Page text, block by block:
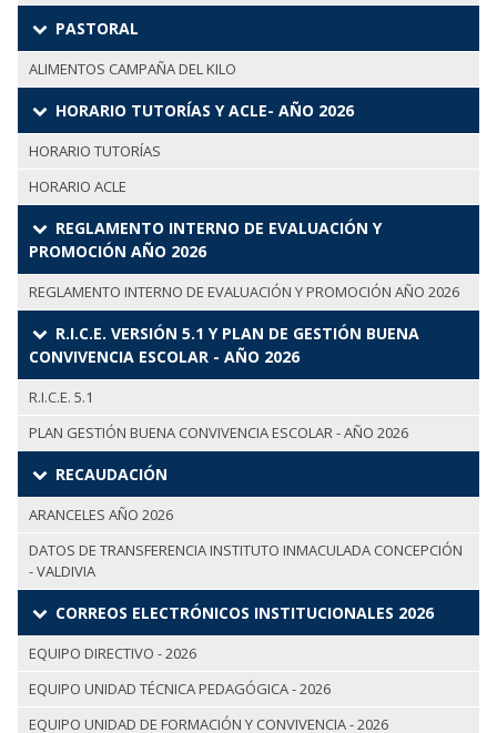
PASTORAL
ALIMENTOS CAMPAÑA DEL KILO
HORARIO TUTORÍAS Y ACLE- AÑO 2026
HORARIO TUTORÍAS
HORARIO ACLE
REGLAMENTO INTERNO DE EVALUACIÓN Y
PROMOCIÓN AÑO 2026
REGLAMENTO INTERNO DE EVALUACIÓN Y PROMOCIÓN AÑO 2026
R.I.C.E. VERSIÓN 5.1 Y PLAN DE GESTIÓN BUENA
CONVIVENCIA ESCOLAR - AÑO 2026
R.I.C.E. 5.1
PLAN GESTIÓN BUENA CONVIVENCIA ESCOLAR - AÑO 2026
RECAUDACIÓN
ARANCELES AÑO 2026
DATOS DE TRANSFERENCIA INSTITUTO INMACULADA CONCEPCIÓN
- VALDIVIA
CORREOS ELECTRÓNICOS INSTITUCIONALES 2026
EQUIPO DIRECTIVO - 2026
EQUIPO UNIDAD TÉCNICA PEDAGÓGICA - 2026
EQUIPO UNIDAD DE FORMACIÓN Y CONVIVENCIA - 2026